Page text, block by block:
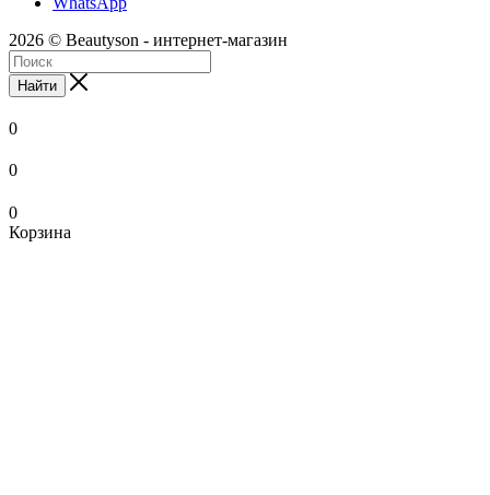
2026 © Beautyson - интернет-магазин
Найти
0
0
0
Корзина